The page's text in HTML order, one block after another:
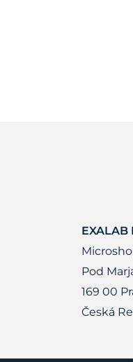
EXALAB
Pod
169 00
Česká